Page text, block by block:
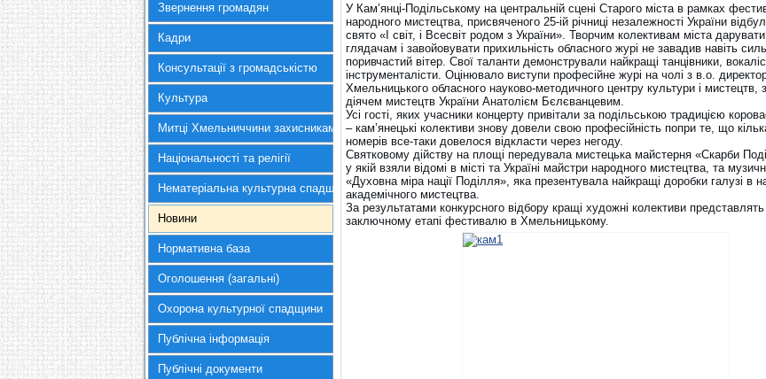
Звернення громадян
Кадри
Консультації з громадськістю
Культура
Митці Хмельниччини захисникам України
Національності та релігії
Нематеріальна культурна спадщина
Новини
Нормативна база
Оголошення (загальні)
Охорона культурної спадщини
Публічна інформація
Публічні документи
У Кам’янці-Подільському на центральній сцені Старого міста в рамках
народного мистецтва, присвяченого 25-ій річниці незалежності України
свято «І світ, і Всесвіт родом з України». Творчим колективам міста
глядачам і завойовувати прихильність обласного журі не завадив навіть
поривчастий вітер. Свої таланти демонстрували найкращі танцівники,
інструменталісти. Оцінювало виступи професійне журі на чолі з в.о.
Хмельницького обласного науково-методичного центру культури і мистецтв,
діячем мистецтв України Анатолієм Бєлєванцевим.
Усі гості, яких учасники концерту привітали за подільською традицією
– кам’янецькі колективи знову довели свою професійність попри те, що
номерів все-таки довелося відкласти через негоду.
Святковому дійству на площі передувала мистецька майстерня «Скарби
у якій взяли відомі в місті та Україні майстри народного мистецтва, та
«Духовна міра нації Поділля», яка презентувала найкращі доробки галузі в
академічного мистецтва.
За результатами конкурсного відбору кращі художні колективи
заключному етапі фестивалю в Хмельницькому.